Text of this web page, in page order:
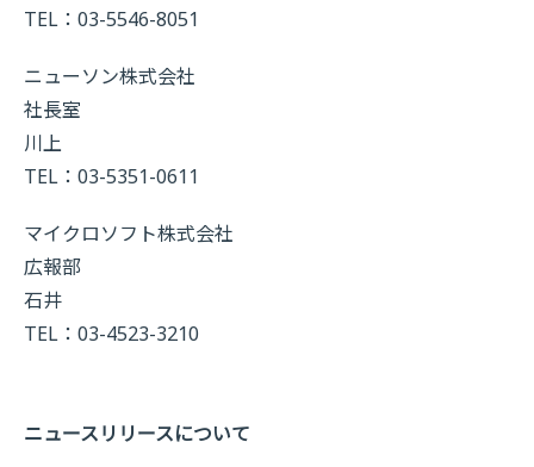
TEL：03-5546-8051
ニューソン株式会社
社長室
川上
TEL：03-5351-0611
マイクロソフト株式会社
広報部
石井
TEL：03-4523-3210
ニュースリリースについて